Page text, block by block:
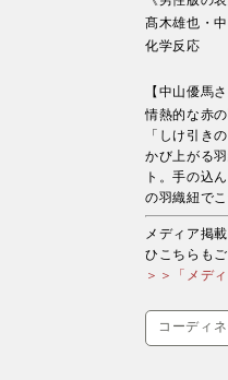
髙木雄也・
化学反応
【中山優馬
情熱的な赤
「しけ引き
かび上がる
ト。手の込
の羽織紐で
メディア掲
ひこちらもご
＞＞「メデ
コーディネ